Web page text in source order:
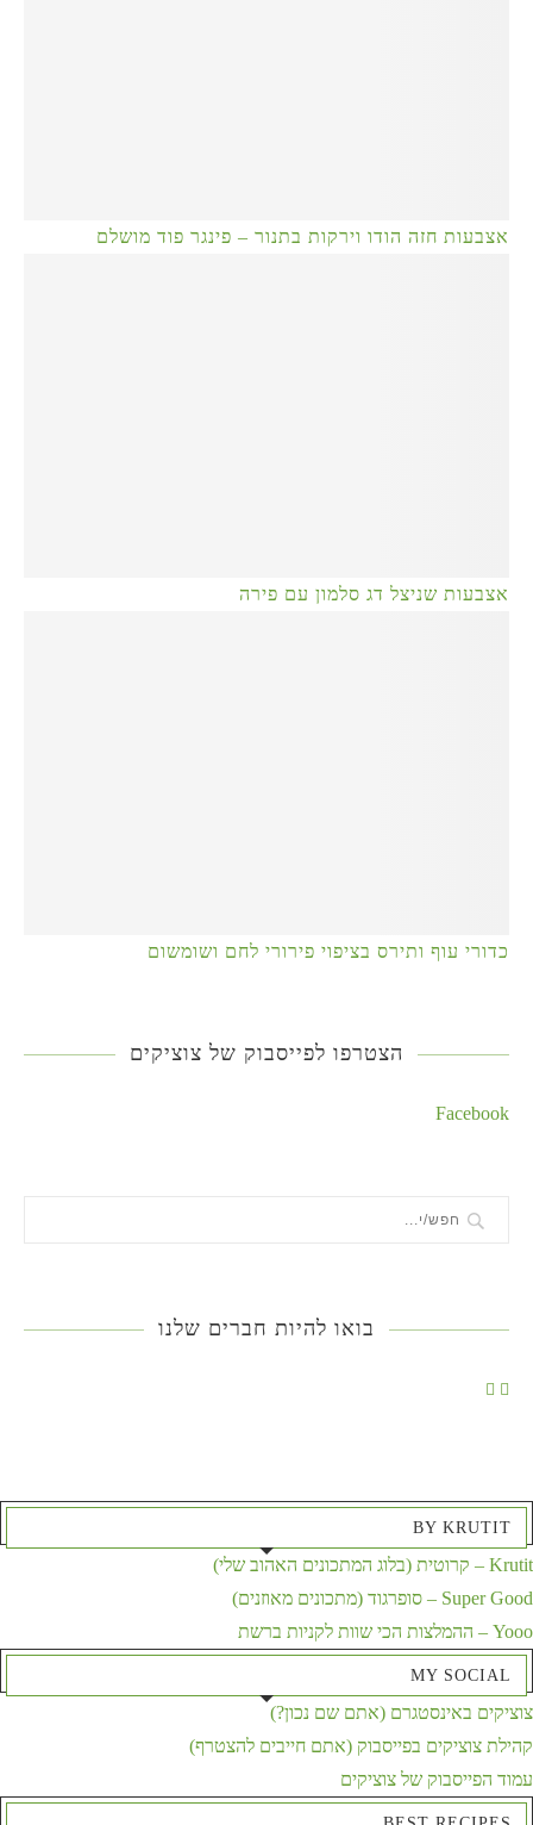
אצבעות חזה הודו וירקות בתנור – פינגר פוד מושלם
אצבעות שניצל דג סלמון עם פירה
כדורי עוף ותירס בציפוי פירורי לחם ושומשום
הצטרפו לפייסבוק של צוציקים
Facebook
בואו להיות חברים שלנו
BY KRUTIT
Krutit – קרוטית (בלוג המתכונים האהוב שלי)
Super Good – סופרגוד (מתכונים מאוזנים)
Yooo – ההמלצות הכי שוות לקניות ברשת
MY SOCIAL
צוציקים באינסטגרם (אתם שם נכון?)
קהילת צוציקים בפייסבוק (אתם חייבים להצטרף)
עמוד הפייסבוק של צוציקים